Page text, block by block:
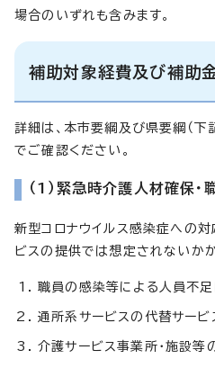
場合のいずれも含みます。
補助対象経費及び補助
詳細は、本市要綱及び県要綱（下
でご確認ください。
（1）緊急時介護人材確保
新型コロナウイルス感染症への
ビスの提供では想定されないか
職員の感染等による人員不
通所系サービスの代替サー
介護サービス事業所・施設等